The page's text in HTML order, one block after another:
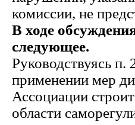
комиссии, не
В ходе
следующее.
Руководствуясь
применении мер
Ассоциации
области